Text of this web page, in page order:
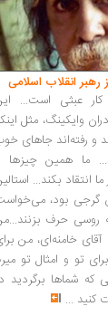
رهبر انقلاب اسلامی
عبثی است...
وایکینگ، مثل
و رفته‌اند جاهای
ما همین چیزها
انتقاد بکند...
گرجی بود،
روسی حرف
خامنه‌ای، من
تو و امثال تو
که شماها برگردید
کنید ...